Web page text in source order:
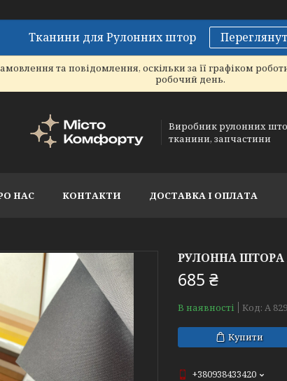
Тканини для Рулонних штор
та повідомлення, оскільки за її графіком
робочий день.
Виробник рулонних
тканини, запчастини
НАС КОНТАКТИ ДОСТАВКА І ОПЛАТА
РУЛОННА ШТОРА
685 ₴
В наявності Код: А 829
Купити
+380938433420